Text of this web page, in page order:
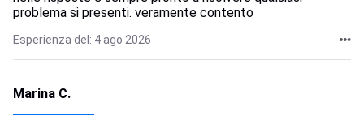
problema si presenti. veramente contento
Esperienza del: 4 ago 2026
Marina C.